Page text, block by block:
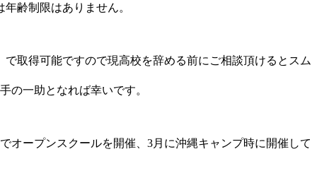
齢制限はありません。
で取得可能ですので現高校を辞める前にご相談頂けるとスム
の一助となれば幸いです。
オープンスクールを開催、3月に沖縄キャンプ時に開催して